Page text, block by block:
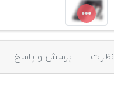
نظرات پرسش و پاسخ